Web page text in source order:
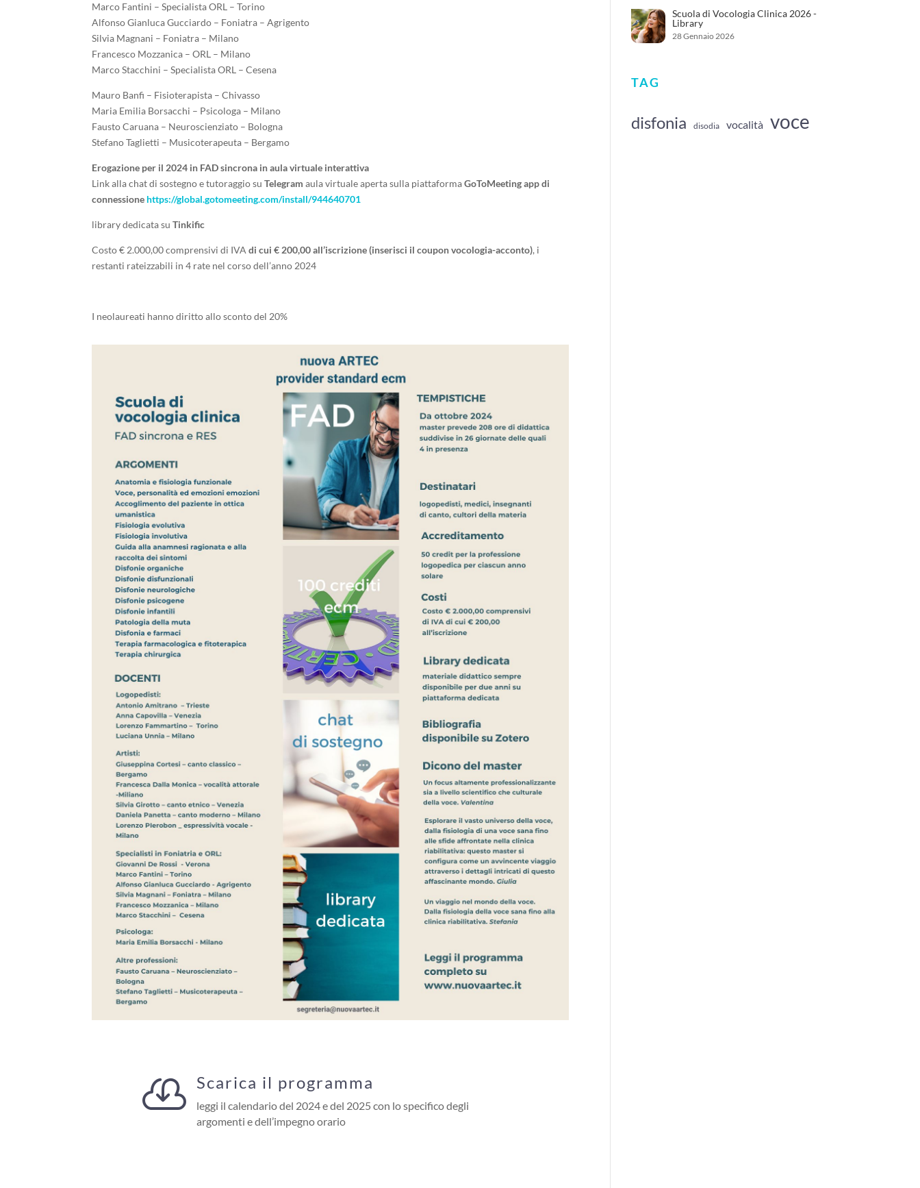
Marco Fantini – Specialista ORL – Torino
Alfonso Gianluca Gucciardo – Foniatra – Agrigento
Silvia Magnani – Foniatra – Milano
Francesco Mozzanica – ORL – Milano
Marco Stacchini – Specialista ORL – Cesena
Mauro Banfi – Fisioterapista – Chivasso
Maria Emilia Borsacchi – Psicologa – Milano
Fausto Caruana – Neuroscienziato – Bologna
Stefano Taglietti – Musicoterapeuta – Bergamo
Erogazione per il 2024 in FAD sincrona in aula virtuale interattiva
Link alla chat di sostegno e tutoraggio suTelegramaula virtuale aperta sulla piattaformaGoToMeeting app di
connessione https://global.gotomeeting.com/install/944640701
library dedicata su Tinkific
Costo € 2.000,00 comprensivi di IVAdi cui € 200,00 all’iscrizione (inserisci il coupon vocologia-acconto), i
restanti rateizzabili in 4 rate nel corso dell’anno 2024
I neolaureati hanno diritto allo sconto del 20%
 Scarica il programma
leggi il calendario del 2024 e del 2025 con lo specifico degli
argomenti e dell’impegno orario
Scuola di Vocologia Clinica 2026 -
Library
28 Gennaio 2026
TAG
disfonia disodia vocalità voce